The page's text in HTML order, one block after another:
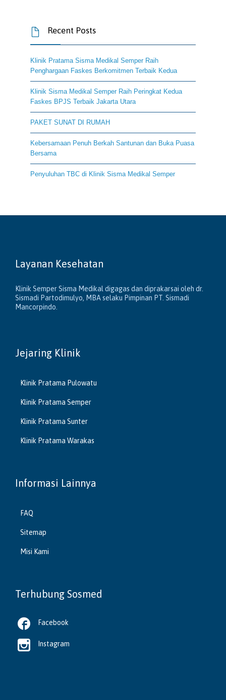
 Recent Posts
Klinik Pratama Sisma Medikal Semper Raih
Penghargaan Faskes Berkomitmen Terbaik Kedua
Klinik Sisma Medikal Semper Raih Peringkat Kedua
Faskes BPJS Terbaik Jakarta Utara
PAKET SUNAT DI RUMAH
Kebersamaan Penuh Berkah Santunan dan Buka Puasa
Bersama
Penyuluhan TBC di Klinik Sisma Medikal Semper
Layanan Kesehatan
Klinik Semper Sisma Medikal digagas dan diprakarsai oleh dr.
Sismadi Partodimulyo, MBA selaku Pimpinan PT. Sismadi
Mancorpindo.
Jejaring Klinik
Klinik Pratama Pulowatu
Klinik Pratama Semper
Klinik Pratama Sunter
Klinik Pratama Warakas
Informasi Lainnya
FAQ
Sitemap
Misi Kami
Terhubung Sosmed
 Facebook
 Instagram